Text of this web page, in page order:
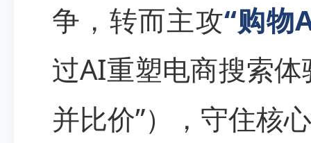
争，转而主攻“购物
过AI重塑电商搜索
并比价”），守住核